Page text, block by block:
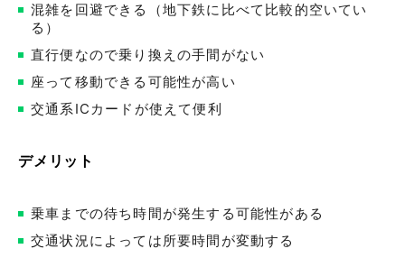
混雑を回避できる（地下鉄に比べて比較的空いてい
る）
直行便なので乗り換えの手間がない
座って移動できる可能性が高い
交通系ICカードが使えて便利
デメリット
乗車までの待ち時間が発生する可能性がある
交通状況によっては所要時間が変動する